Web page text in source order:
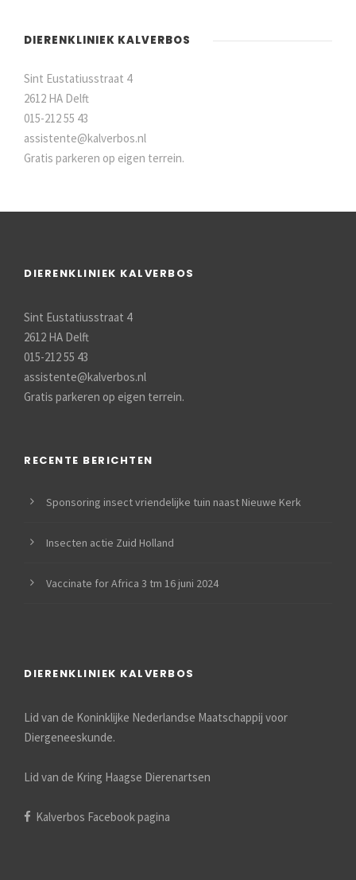
DIERENKLINIEK KALVERBOS
Sint Eustatiusstraat 4
2612 HA Delft
015-212 55 43
assistente@kalverbos.nl
Gratis parkeren op eigen terrein.
DIERENKLINIEK KALVERBOS
Sint Eustatiusstraat 4
2612 HA Delft
015-212 55 43
assistente@kalverbos.nl
Gratis parkeren op eigen terrein.
RECENTE BERICHTEN
Sponsoring insect vriendelijke tuin naast Nieuwe Kerk
Insecten actie Zuid Holland
Vaccinate for Africa 3 tm 16 juni 2024
DIERENKLINIEK KALVERBOS
Lid van de Koninklijke Nederlandse Maatschappij voor
Diergeneeskunde.
Lid van de Kring Haagse Dierenartsen
Kalverbos Facebook pagina